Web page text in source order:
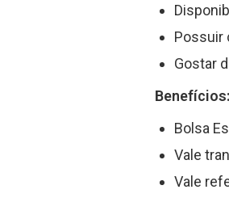
Possuir
Gostar
Benefícios:
Bolsa
Vale
Vale